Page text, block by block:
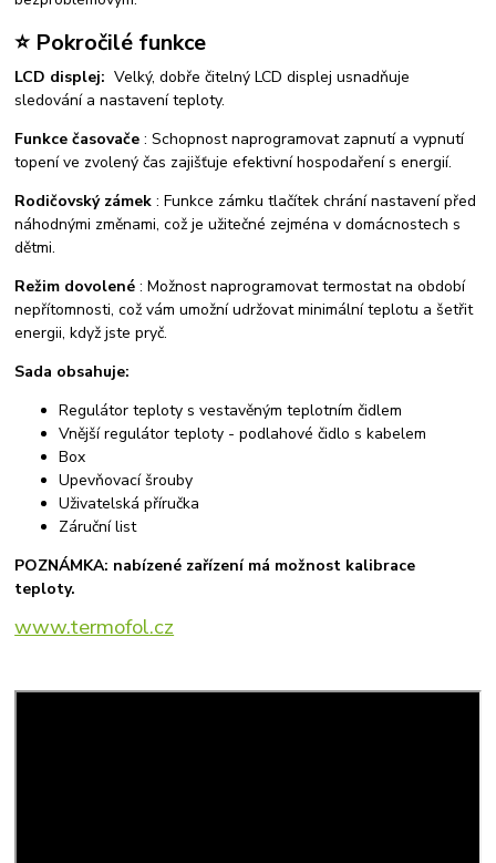
⭐ Pokročilé funkce
LCD displej: Velký, dobře čitelný LCD displej usnadňuje
sledování a nastavení teploty.
Funkce časovače : Schopnost naprogramovat zapnutí a vypnutí
topení ve zvolený čas zajišťuje efektivní hospodaření s energií.
Rodičovský zámek : Funkce zámku tlačítek chrání nastavení před
náhodnými změnami, což je užitečné zejména v domácnostech s
dětmi.
Režim dovolené : Možnost naprogramovat termostat na období
nepřítomnosti, což vám umožní udržovat minimální teplotu a šetřit
energii, když jste pryč.
Sada obsahuje:
Regulátor teploty s vestavěným teplotním čidlem
Vnější regulátor teploty - podlahové čidlo s kabelem
Box
Upevňovací šrouby
Uživatelská příručka
Záruční list
POZNÁMKA: nabízené zařízení má možnost kalibrace
teploty.
www.termofol.cz